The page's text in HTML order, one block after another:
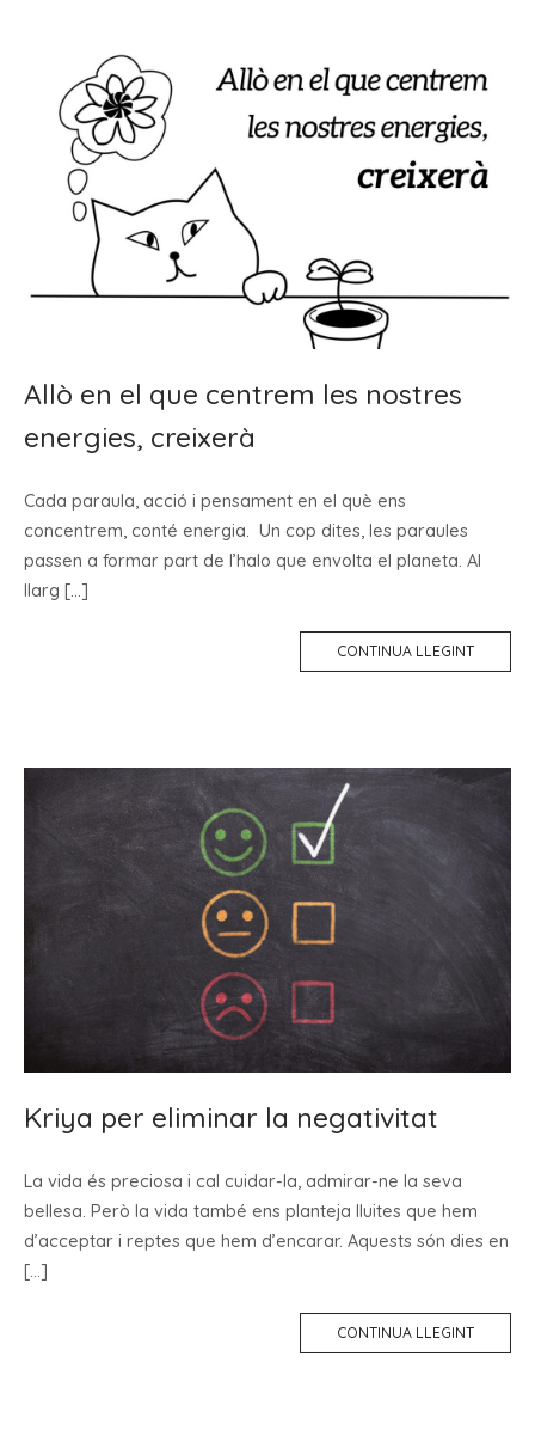
Allò en el que centrem les nostres
energies, creixerà
Cada paraula, acció i pensament en el què ens
concentrem, conté energia. ⁣ Un cop dites, les paraules
passen a formar part de l’halo que envolta el planeta. Al
llarg […]
CONTINUA LLEGINT
Kriya per eliminar la negativitat
La vida és preciosa i cal cuidar-la, admirar-ne la seva
bellesa. Però la vida també ens planteja lluites que hem
d’acceptar i reptes que hem d’encarar. Aquests són dies en
[…]
CONTINUA LLEGINT